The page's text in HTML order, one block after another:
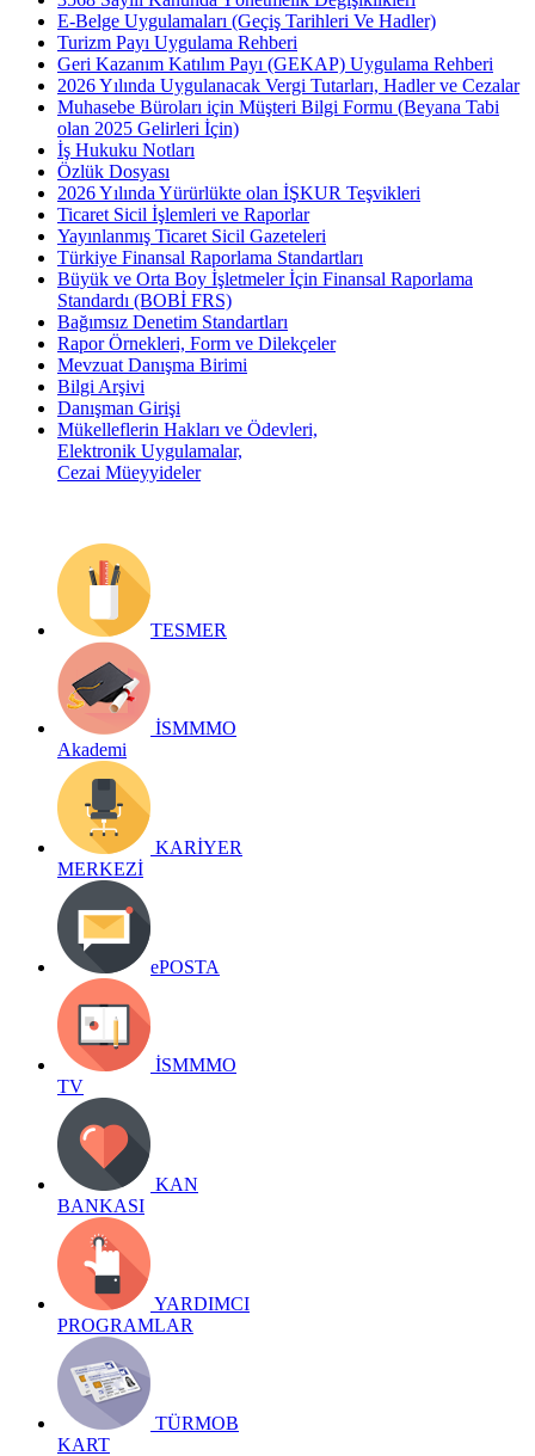
E-Belge Uygulamaları (Geçiş Tarihleri Ve Hadler)
Turizm Payı Uygulama Rehberi
Geri Kazanım Katılım Payı (GEKAP) Uygulama Rehberi
2026 Yılında Uygulanacak Vergi Tutarları, Hadler ve Cezalar
Muhasebe Büroları için Müşteri Bilgi Formu (Beyana Tabi
olan 2025 Gelirleri İçin)
İş Hukuku Notları
Özlük Dosyası
2026 Yılında Yürürlükte olan İŞKUR Teşvikleri
Ticaret Sicil İşlemleri ve Raporlar
Yayınlanmış Ticaret Sicil Gazeteleri
Türkiye Finansal Raporlama Standartları
Büyük ve Orta Boy İşletmeler İçin Finansal Raporlama
Standardı (BOBİ FRS)
Bağımsız Denetim Standartları
Rapor Örnekleri, Form ve Dilekçeler
Mevzuat Danışma Birimi
Bilgi Arşivi
Danışman Girişi
Mükelleflerin Hakları ve Ödevleri,
Elektronik Uygulamalar,
Cezai Müeyyideler
TESMER
İSMMMO
Akademi
KARİYER
MERKEZİ
ePOSTA
İSMMMO
TV
KAN
BANKASI
YARDIMCI
PROGRAMLAR
TÜRMOB
KART